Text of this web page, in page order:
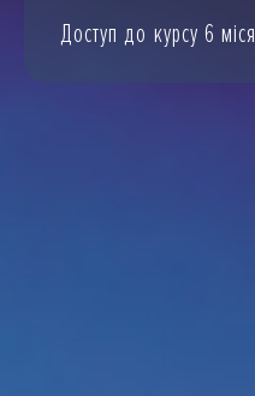
Доступ до курсу 6